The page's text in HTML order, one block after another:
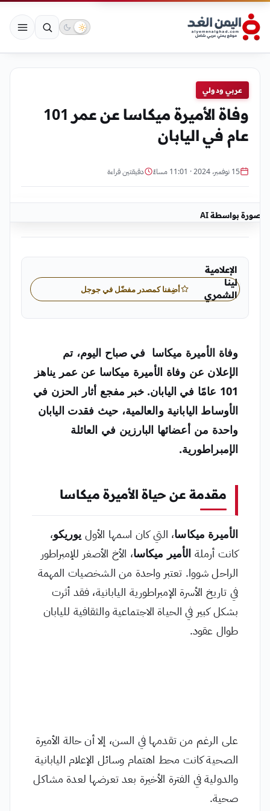
عربي ودولي
وفاة الأميرة ميكاسا عن عمر 101
عام في اليابان
15 نوفمبر، 2024 · 11:01 مساءً دقيقتين قراءة
صورة بواسطة AI
الإعلامية
لينا
الشمري
أضِفنا كمصدر مفضّل في جوجل
وفاة الأميرة ميكاسا في صباح اليوم، تم
الإعلان عن وفاة الأميرة ميكاسا عن عمر يناهز
101 عامًا في اليابان. خبر مفجع أثار الحزن في
الأوساط اليابانية والعالمية، حيث فقدت اليابان
واحدة من أعضائها البارزين في العائلة
الإمبراطورية.
مقدمة عن حياة الأميرة ميكاسا
الأميرة ميكاسا، التي كان اسمها الأول يوريكو،
كانت أرملة الأمير ميكاسا، الأخ الأصغر للإمبراطور
الراحل شووا. تعتبر واحدة من الشخصيات المهمة
في تاريخ الأسرة الإمبراطورية اليابانية، فقد أثرت
بشكل كبير في الحياة الاجتماعية والثقافية لليابان
طوال عقود.
على الرغم من تقدمها في السن، إلا أن حالة الأميرة
الصحية كانت محط اهتمام وسائل الإعلام اليابانية
والدولية في الفترة الأخيرة بعد تعرضها لعدة مشاكل
صحية.